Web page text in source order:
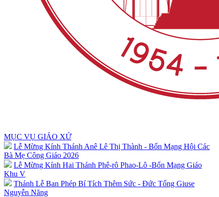
MỤC VỤ GIÁO XỨ
Lễ Mừng Kính Thánh Anê Lê Thị Thành - Bổn Mạng Hội Các
Bà Mẹ Công Giáo 2026
Lễ Mừng Kính Hai Thánh Phê-rô Phao-Lô -Bổn Mạng Giáo
Khu V
Thánh Lễ Ban Phép Bí Tích Thêm Sức - Đức Tổng Giuse
Nguyễn Năng